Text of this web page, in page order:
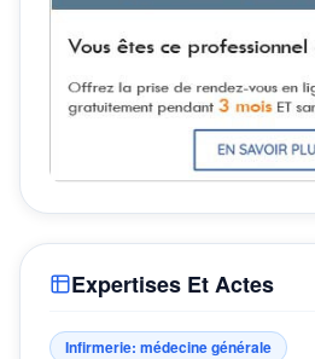
Expertises Et Actes
Infirmerie: médecine générale